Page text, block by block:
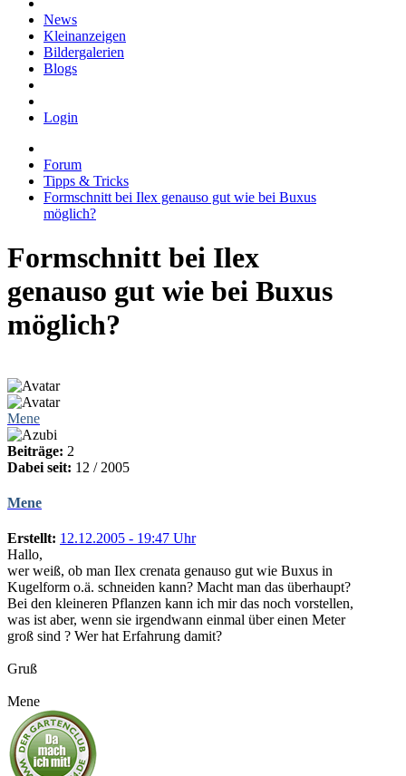
News
Kleinanzeigen
Bildergalerien
Blogs
Login
Forum
Tipps & Tricks
Formschnitt bei Ilex genauso gut wie bei Buxus
möglich?
Formschnitt bei Ilex
genauso gut wie bei Buxus
möglich?
Mene
Beiträge: 2
Dabei seit: 12 / 2005
Mene
Erstellt: 12.12.2005 - 19:47 Uhr
Hallo,
wer weiß, ob man Ilex crenata genauso gut wie Buxus in
Kugelform o.ä. schneiden kann? Macht man das überhaupt?
Bei den kleineren Pflanzen kann ich mir das noch vorstellen,
was ist aber, wenn sie irgendwann einmal über einen Meter
groß sind ? Wer hat Erfahrung damit?
Gruß
Mene